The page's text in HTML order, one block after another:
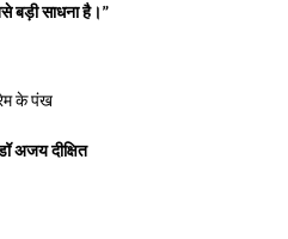
बड़ी साधना है।”
के पंख
अजय दीक्षित